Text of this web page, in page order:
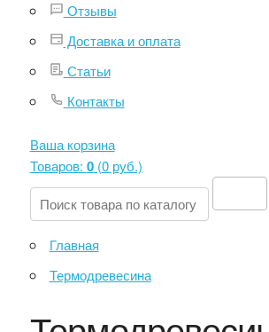
Отзывы
Доставка и оплата
Статьи
Контакты
Ваша корзина
Товаров: 0(0 руб.)
Главная
Термодревесина